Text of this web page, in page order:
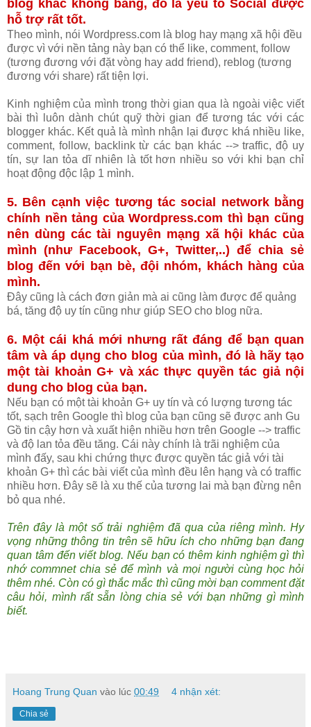
blog khác không bằng, đó là yếu tố Social được
hỗ trợ rất tốt.
Theo mình, nói Wordpress.com là blog hay mạng xã hội đều
được vì với nền tảng này bạn có thể like, comment, follow
(tương đương với đặt vòng hay add friend), reblog (tương
đương với share) rất tiện lợi.
Kinh nghiệm của mình trong thời gian qua là ngoài việc viết
bài thì luôn dành chút quỹ thời gian để tương tác với các
blogger khác. Kết quả là mình nhận lại được khá nhiều like,
comment, follow, backlink từ các bạn khác --> traffic, độ uy
tín, sự lan tỏa dĩ nhiên là tốt hơn nhiều so với khi bạn chỉ
hoạt động độc lập 1 mình.
5. Bên cạnh việc tương tác social network bằng
chính nền tảng của Wordpress.com thì bạn cũng
nên dùng các tài nguyên mạng xã hội khác của
mình (như Facebook, G+, Twitter,..) để chia sẻ
blog đến với bạn bè, đội nhóm, khách hàng của
mình.
Đây cũng là cách đơn giản mà ai cũng làm được để quảng
bá, tăng độ uy tín cũng như giúp SEO cho blog nữa.
6. Một cái khá mới nhưng rất đáng để bạn quan
tâm và áp dụng cho blog của mình, đó là hãy tạo
một tài khoản G+ và xác thực quyền tác giả nội
dung cho blog của bạn.
Nếu bạn có một tài khoản G+ uy tín và có lượng tương tác
tốt, sạch trên Google thì blog của bạn cũng sẽ được anh Gu
Gồ tin cậy hơn và xuất hiện nhiều hơn trên Google --> traffic
và độ lan tỏa đều tăng. Cái này chính là trãi nghiệm của
mình đấy, sau khi chứng thực được quyền tác giả với tài
khoản G+ thì các bài viết của mình đều lên hạng và có traffic
nhiều hơn. Đây sẽ là xu thế của tương lai mà bạn đừng nên
bỏ qua nhé.
Trên đây là một số trải nghiệm đã qua của riêng mình. Hy
vọng những thông tin trên sẽ hữu ích cho những bạn đang
quan tâm đến viết blog. Nếu bạn có thêm kinh nghiệm gì thì
nhớ commnet chia sẻ để mình và mọi người cùng học hỏi
thêm nhé. Còn có gì thắc mắc thì cũng mời bạn comment đặt
câu hỏi, mình rất sẵn lòng chia sẻ với bạn những gì mình
biết.
Hoang Trung Quan vào lúc 00:49 4 nhận xét:
Chia sẻ